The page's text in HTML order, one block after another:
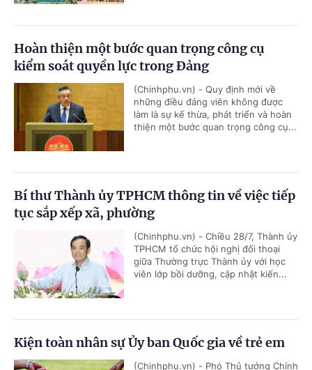
Hoàn thiện một bước quan trọng công cụ
kiểm soát quyền lực trong Đảng
(Chinhphu.vn) - Quy định mới về
những điều đảng viên không được
làm là sự kế thừa, phát triển và hoàn
thiện một bước quan trọng công cụ...
Bí thư Thành ủy TPHCM thông tin về việc tiếp
tục sắp xếp xã, phường
(Chinhphu.vn) - Chiều 28/7, Thành ủy
TPHCM tổ chức hội nghị đối thoại
giữa Thường trực Thành ủy với học
viên lớp bồi dưỡng, cập nhật kiến...
Kiện toàn nhân sự Ủy ban Quốc gia về trẻ em
(Chinhphu.vn) - Phó Thủ tướng Chính